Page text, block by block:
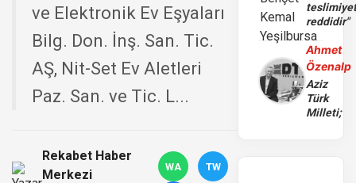
ve Elektronik Ev Eşyaları
Bilg. Don. İnş. San. Tic.
AŞ, Nit-Set Ev Aletleri
Paz. San. ve Tic. L...
Rekabet Haber
Merkezi
WA TW
reddidir"
Ahmet
Özenalp
Aziz
Türk
Milleti;